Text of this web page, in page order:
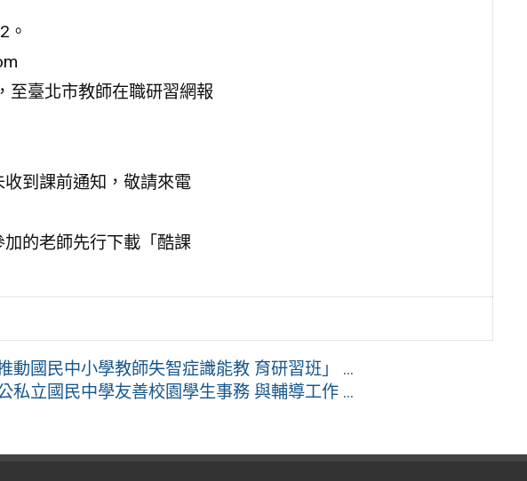
。
至臺北市教師在職研習網報
到課前通知，敬請來電
的老師先行下載「酷課
動國民中小學教師失智症識能教 育研習班」 ...
私立國民中學友善校園學生事務 與輔導工作 ...